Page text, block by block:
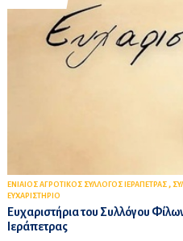
ΕΝΙΑΙΟΣ ΑΓΡΟΤΙΚΟΣ ΣΥΛΛΟΓΟΣ ΙΕΡΑΠΕΤΡΑΣ ,
ΕΥΧΑΡΙΣΤΗΡΙΟ
Ευχαριστήρια του Συλλόγου
Ιεράπετρας